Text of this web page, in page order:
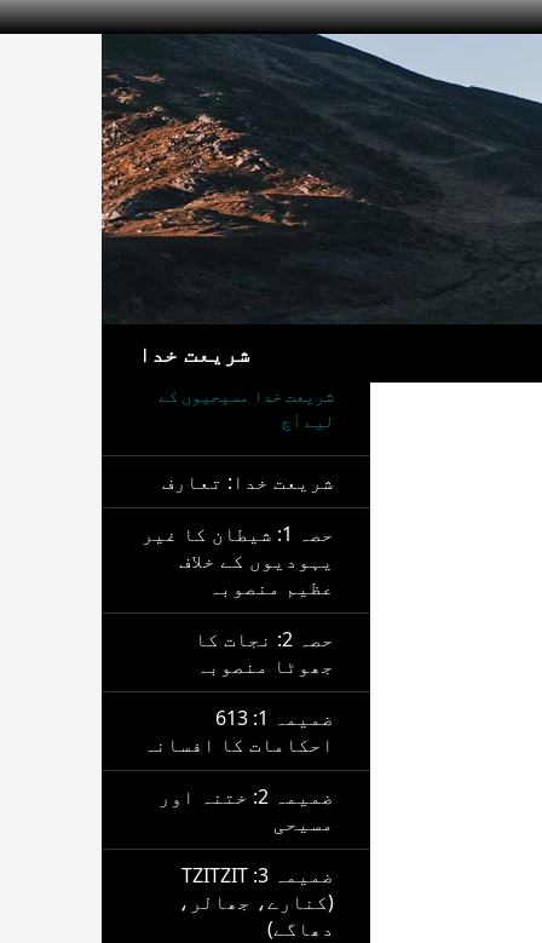
شریعت خدا
شریعت خدا مسیحیوں کے
لیے آج
شریعت خدا: تعارف
حصہ 1: شیطان کا غیر
یہودیوں کے خلاف
عظیم منصوبہ
حصہ 2: نجات کا
جھوٹا منصوبہ
ضمیمہ 1: 613
احکامات کا افسانہ
ضمیمہ 2: ختنہ اور
مسیحی
ضمیمہ 3: TZITZIT
(کنارے، جھالر،
دھاگے)